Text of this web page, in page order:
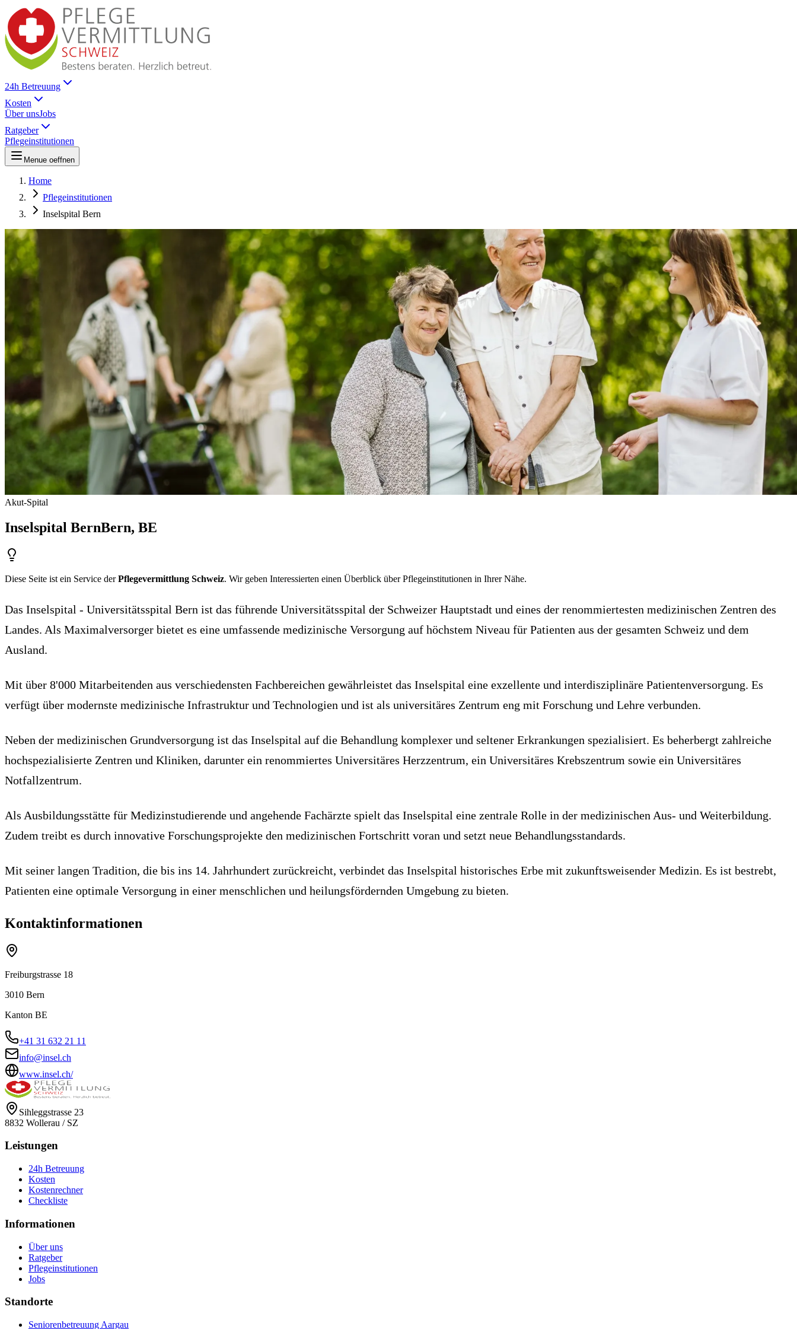
24h Betreuung
Kosten
Über unsJobs
Ratgeber
Pflegeinstitutionen
Menue oeffnen
Home
Pflegeinstitutionen
Inselspital Bern
Akut-Spital
Inselspital BernBern, BE
Diese Seite ist ein Service derPflegevermittlung Schweiz. Wir geben Interessierten einen Überblick über Pflegeinstitutionen in Ihrer Nähe.
Das Inselspital - Universitätsspital Bern ist das führende Universitätsspital der Schweizer Hauptstadt und eines der renommiertesten medizinischen Zentren des
Landes. Als Maximalversorger bietet es eine umfassende medizinische Versorgung auf höchstem Niveau für Patienten aus der gesamten Schweiz und dem
Ausland.
Mit über 8'000 Mitarbeitenden aus verschiedensten Fachbereichen gewährleistet das Inselspital eine exzellente und interdisziplinäre Patientenversorgung. Es
verfügt über modernste medizinische Infrastruktur und Technologien und ist als universitäres Zentrum eng mit Forschung und Lehre verbunden.
Neben der medizinischen Grundversorgung ist das Inselspital auf die Behandlung komplexer und seltener Erkrankungen spezialisiert. Es beherbergt zahlreiche
hochspezialisierte Zentren und Kliniken, darunter ein renommiertes Universitäres Herzzentrum, ein Universitäres Krebszentrum sowie ein Universitäres
Notfallzentrum.
Als Ausbildungsstätte für Medizinstudierende und angehende Fachärzte spielt das Inselspital eine zentrale Rolle in der medizinischen Aus- und Weiterbildung.
Zudem treibt es durch innovative Forschungsprojekte den medizinischen Fortschritt voran und setzt neue Behandlungsstandards.
Mit seiner langen Tradition, die bis ins 14. Jahrhundert zurückreicht, verbindet das Inselspital historisches Erbe mit zukunftsweisender Medizin. Es ist bestrebt,
Patienten eine optimale Versorgung in einer menschlichen und heilungsfördernden Umgebung zu bieten.
Kontaktinformationen
Freiburgstrasse 18
3010 Bern
Kanton BE
+41 31 632 21 11
info@insel.ch
www.insel.ch/
Sihleggstrasse 23
8832 Wollerau / SZ
Leistungen
24h Betreuung
Kosten
Kostenrechner
Checkliste
Informationen
Über uns
Ratgeber
Pflegeinstitutionen
Jobs
Standorte
Seniorenbetreuung Aargau